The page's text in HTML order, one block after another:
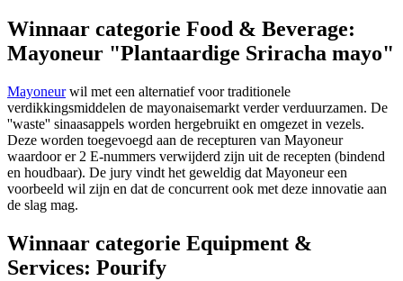
Winnaar categorie Food & Beverage:
Mayoneur "Plantaardige Sriracha mayo"
Mayoneurwil met een alternatief voor traditionele
verdikkingsmiddelen de mayonaisemarkt verder verduurzamen. De
''waste'' sinaasappels worden hergebruikt en omgezet in vezels.
Deze worden toegevoegd aan de recepturen van Mayoneur
waardoor er 2 E-nummers verwijderd zijn uit de recepten (bindend
en houdbaar). De jury vindt het geweldig dat Mayoneur een
voorbeeld wil zijn en dat de concurrent ook met deze innovatie aan
de slag mag.
Winnaar categorie Equipment &
Services: Pourify